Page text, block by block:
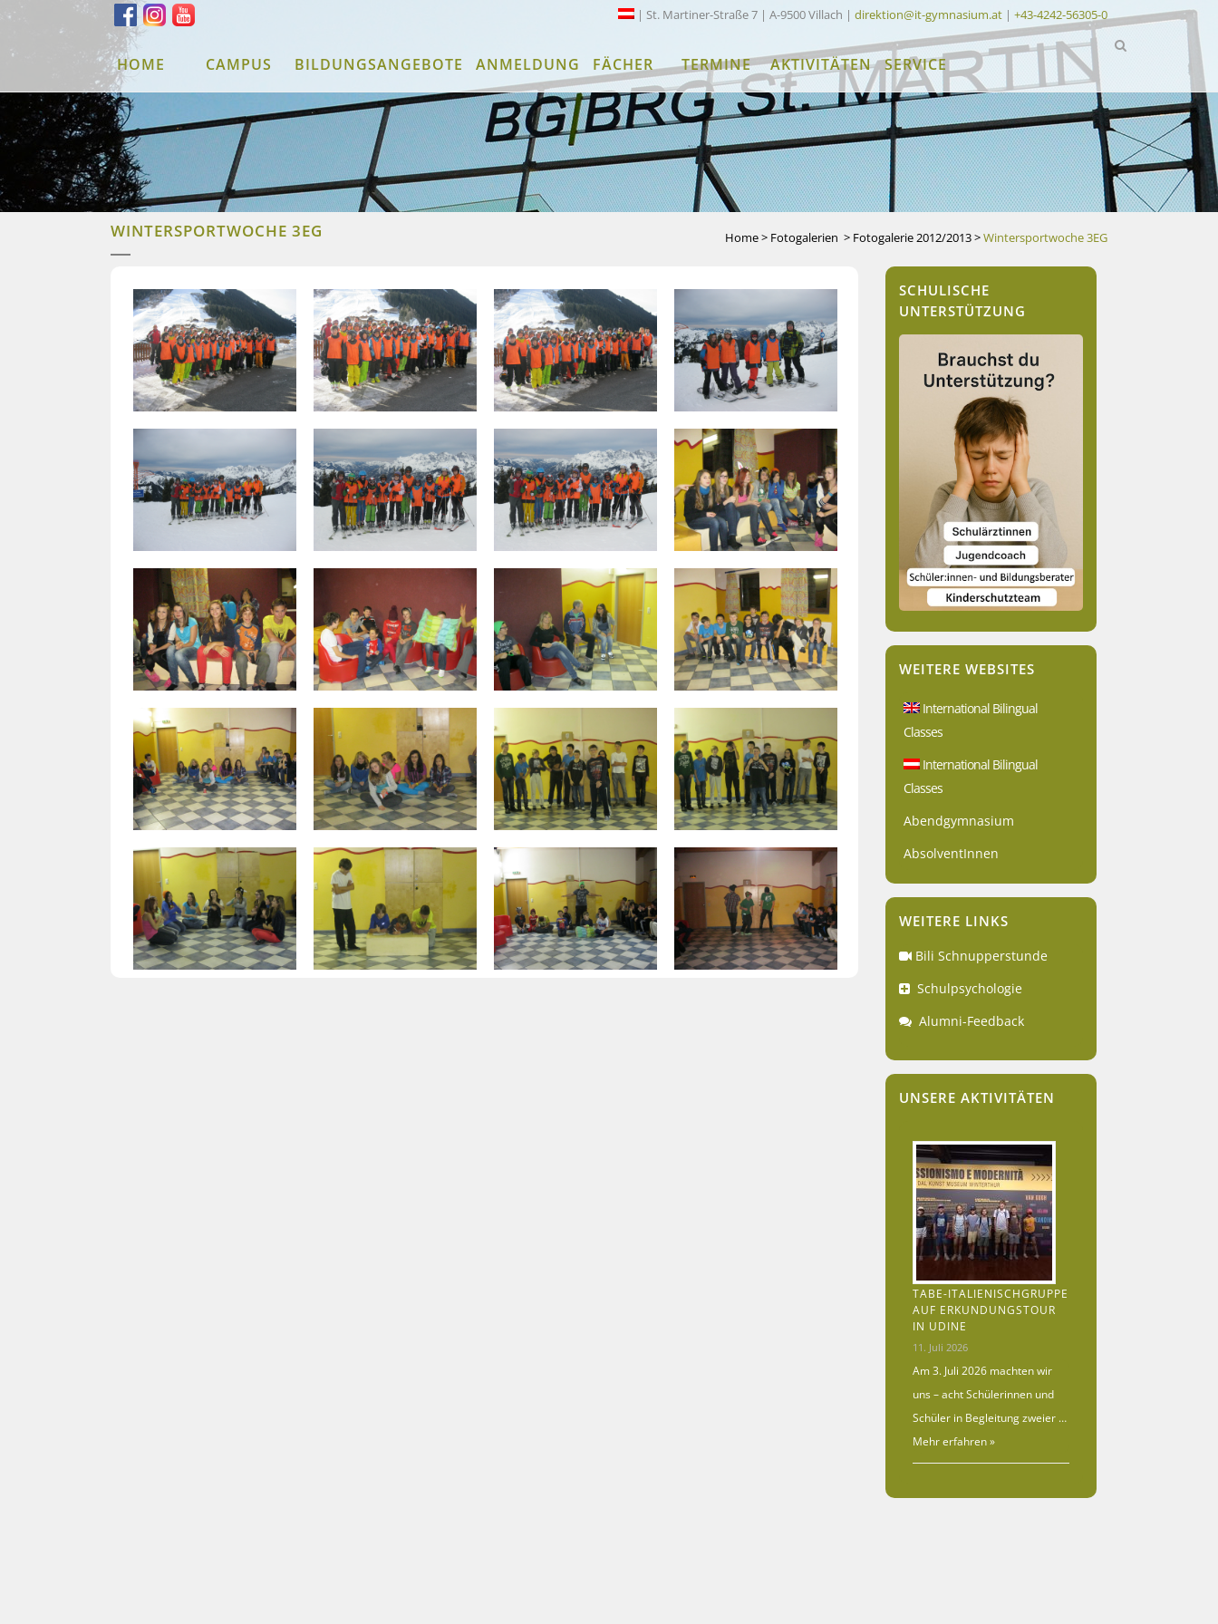
| St. Martiner-Straße 7 | A-9500 Villach | direktion@it-gymnasium.at | +43-4242-56305-0
HOME CAMPUS BILDUNGSANGEBOTE ANMELDUNG FÄCHER TERMINE AKTIVITÄTEN SERVICE
WINTERSPORTWOCHE 3EG Home> Fotogalerien > Fotogalerie 2012/2013>Wintersportwoche 3EG
SCHULISCHE
UNTERSTÜTZUNG
WEITERE WEBSITES
International Bilingual
Classes
International Bilingual
Classes
Abendgymnasium
AbsolventInnen
WEITERE LINKS
Bili Schnupperstunde
Schulpsychologie
Alumni-Feedback
UNSERE AKTIVITÄTEN
TABE-ITALIENISCHGRUPPE
AUF ERKUNDUNGSTOUR
IN UDINE
11. Juli 2026
Am 3. Juli 2026 machten wir
uns – acht Schülerinnen und
Schüler in Begleitung zweier …
Mehr erfahren »